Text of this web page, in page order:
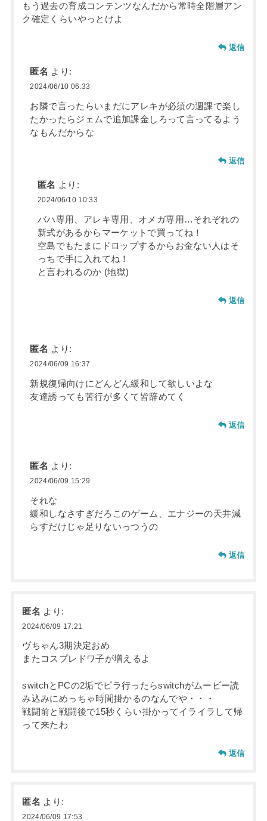
もう過去の育成コンテンツなんだから常時全階層アン
ク確定くらいやっとけよ
返信
匿名 より:
2024/06/10 06:33
お隣で言ったらいまだにアレキが必須の週課で楽し
たかったらジェムで追加課金しろって言ってるよう
なもんだからな
返信
匿名 より:
2024/06/10 10:33
バハ専用、アレキ専用、オメガ専用…それぞれの
新式があるからマーケットで買ってね！
空島でもたまにドロップするからお金ない人はそ
っちで手に入れてね！
と言われるのか (地獄)
返信
匿名 より:
2024/06/09 16:37
新規復帰向けにどんどん緩和して欲しいよな
友達誘っても苦行が多くて皆辞めてく
返信
匿名 より:
2024/06/09 15:29
それな
緩和しなさすぎだろこのゲーム、エナジーの天井減
らすだけじゃ足りないっつうの
返信
匿名 より:
2024/06/09 17:21
ヴちゃん3期決定おめ
またコスプレドワ子が増えるよ
switchとPCの2垢でピラ行ったらswitchがムービー読
み込みにめっちゃ時間掛かるのなんでや・・・
戦闘前と戦闘後で15秒くらい掛かってイライラして帰
って来たわ
返信
匿名 より:
2024/06/09 17:53